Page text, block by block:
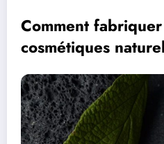
Comment
cosmétiques